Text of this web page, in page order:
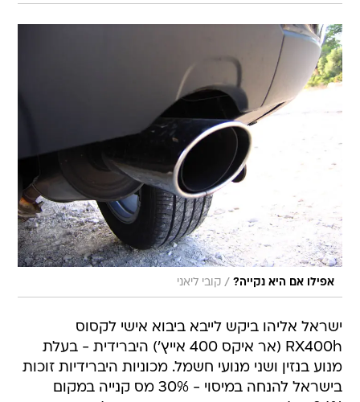
אפילו אם היא נקייה? / קובי ליאני
ישראל אליהו ביקש לייבא ביבוא אישי לקסוס
RX400h (אר איקס 400 אייץ') היברידית - בעלת
מנוע בנזין ושני מנועי חשמל. מכוניות היברידיות זוכות
בישראל להנחה במיסוי - 30% מס קנייה במקום